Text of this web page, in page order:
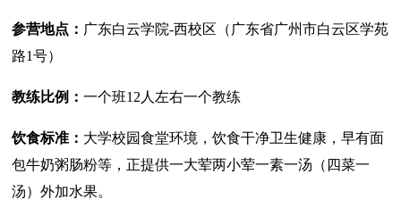
参营地点： 广东白云学院-西校区（广东省广州市白云区学苑
路1号）
教练比例：一个班12人左右一个教练
饮食标准： 大学校园食堂环境，饮食干净卫生健康，早有面
包牛奶粥肠粉等，正提供一大荤两小荤一素一汤（四菜一
汤）外加水果。